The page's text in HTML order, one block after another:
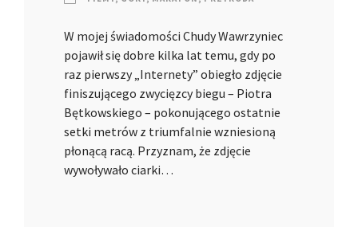
W mojej świadomości Chudy Wawrzyniec
pojawił się dobre kilka lat temu, gdy po
raz pierwszy „Internety” obiegło zdjęcie
finiszującego zwycięzcy biegu – Piotra
Bętkowskiego – pokonującego ostatnie
setki metrów z triumfalnie wzniesioną
płonącą racą. Przyznam, że zdjęcie
wywoływało ciarki…